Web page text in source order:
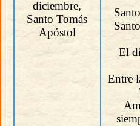
diciembre,
Santo Tomás
Apóstol
El
Entre